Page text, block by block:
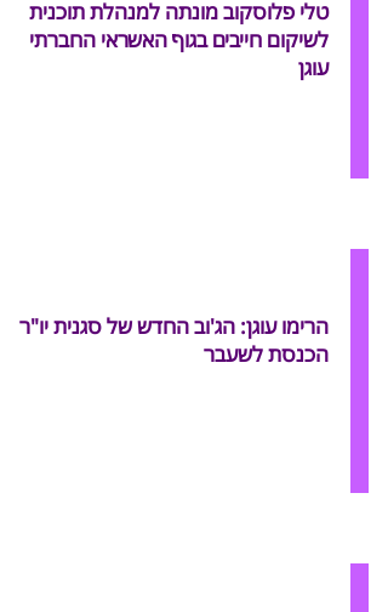
טלי פלוסקוב מונתה למנהלת תוכנית
לשיקום חייבים בגוף האשראי החברתי
עוגן
הרימו עוגן: הג'וב החדש של סגנית יו"ר
הכנסת לשעבר